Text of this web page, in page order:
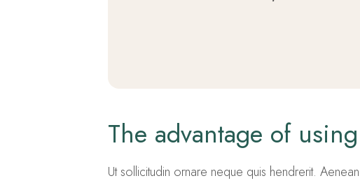
The advantage of
Ut sollicitudin ornare neque quis hendrerit.